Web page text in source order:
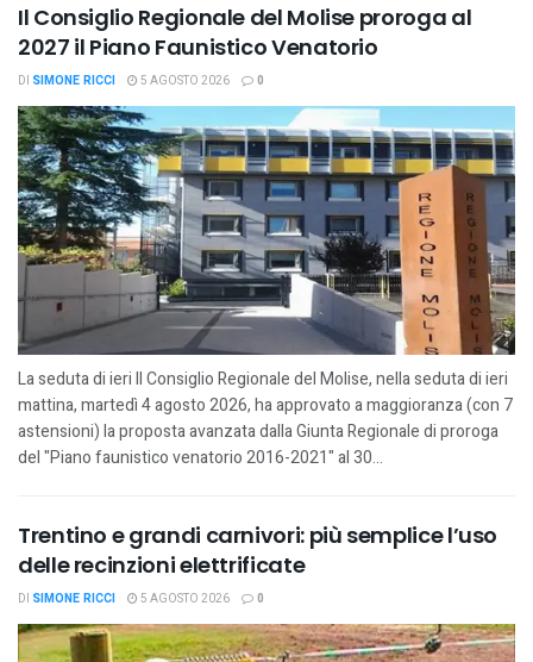
Il Consiglio Regionale del Molise proroga al
2027 il Piano Faunistico Venatorio
DI SIMONE RICCI 5 AGOSTO 2026 0
La seduta di ieri Il Consiglio Regionale del Molise, nella seduta di ieri
mattina, martedì 4 agosto 2026, ha approvato a maggioranza (con 7
astensioni) la proposta avanzata dalla Giunta Regionale di proroga
del "Piano faunistico venatorio 2016-2021" al 30...
Trentino e grandi carnivori: più semplice l’uso
delle recinzioni elettrificate
DI SIMONE RICCI 5 AGOSTO 2026 0